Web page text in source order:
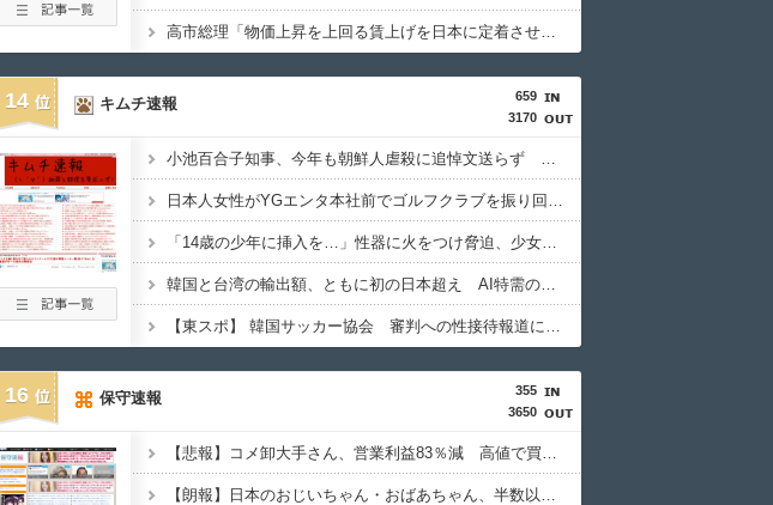
高市総理「物価上昇を上回る賃上げを日本に定着させる」 →国家公務員月給3.51％増へ 地方公務員も追随する見通し
14
659
3170
キムチ速報
小池百合子知事、今年も朝鮮人虐殺に追悼文送らず 関東大震災「毎年同じ、全ての方を慰霊」
日本人女性がYGエンタ本社前でゴルフクラブを振り回し逮捕…韓国
「14歳の少年に挿入を…」性器に火をつけ脅迫、少女達はモップで…657人が死亡した韓国“最悪の人権侵害”のおぞましすぎる実態
韓国と台湾の輸出額、ともに初の日本超え AI特需の恩恵で差 26年上期
【東スポ】 韓国サッカー協会 審判への性接待報道にＳＮＳ紛糾「徹底追及」「２００２年はどうなの？」
16
355
3650
保守速報
【悲報】コメ卸大手さん、営業利益83％減 高値で買い込んだ米が売れず「損切り祭り」開幕へ
【朗報】日本のおじいちゃん・おばあちゃん、半数以上がSNSを使いこなしていたｗｗｗｗｗ